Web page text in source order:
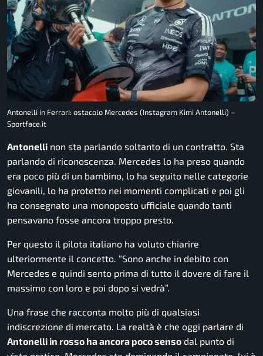
Antonelli in Ferrari: ostacolo Mercedes (Instagram Kimi Antonelli) –
Sportface.it
Antonelli non sta parlando soltanto di un contratto. Sta
parlando di riconoscenza. Mercedes lo ha preso quando
era poco più di un bambino, lo ha seguito nelle categorie
giovanili, lo ha protetto nei momenti complicati e poi gli
ha consegnato una monoposto ufficiale quando tanti
pensavano fosse ancora troppo presto.
Per questo il pilota italiano ha voluto chiarire
ulteriormente il concetto. “Sono anche in debito con
Mercedes e quindi sento prima di tutto il dovere di fare il
massimo con loro e poi dopo si vedrà”.
Una frase che racconta molto più di qualsiasi
indiscrezione di mercato. La realtà è che oggi parlare di
Antonelli in rosso ha ancora poco senso dal punto di